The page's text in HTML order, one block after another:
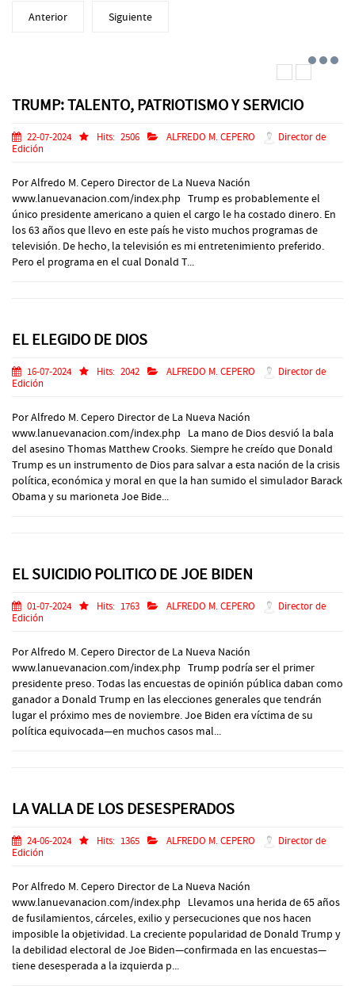
Anterior Siguiente
TRUMP: TALENTO, PATRIOTISMO Y SERVICIO
22-07-2024 Hits: 2506 ALFREDO M. CEPERO
Director de
Edición
Por Alfredo M. Cepero Director de La Nueva Nación
www.lanuevanacion.com/index.php Trump es probablemente el
único presidente americano a quien el cargo le ha costado dinero. En
los 63 años que llevo en este país he visto muchos programas de
televisión. De hecho, la televisión es mi entretenimiento preferido.
Pero el programa en el cual Donald T...
EL ELEGIDO DE DIOS
16-07-2024 Hits: 2042 ALFREDO M. CEPERO
Director de
Edición
Por Alfredo M. Cepero Director de La Nueva Nación
www.lanuevanacion.com/index.php La mano de Dios desvió la bala
del asesino Thomas Matthew Crooks. Siempre he creído que Donald
Trump es un instrumento de Dios para salvar a esta nación de la crisis
política, económica y moral en que la han sumido el simulador Barack
Obama y su marioneta Joe Bide...
EL SUICIDIO POLITICO DE JOE BIDEN
01-07-2024 Hits: 1763 ALFREDO M. CEPERO
Director de
Edición
Por Alfredo M. Cepero Director de La Nueva Nación
www.lanuevanacion.com/index.php Trump podría ser el primer
presidente preso. Todas las encuestas de opinión pública daban como
ganador a Donald Trump en las elecciones generales que tendrán
lugar el próximo mes de noviembre. Joe Biden era víctima de su
política equivocada—en muchos casos mal...
LA VALLA DE LOS DESESPERADOS
24-06-2024 Hits: 1365 ALFREDO M. CEPERO
Director de
Edición
Por Alfredo M. Cepero Director de La Nueva Nación
www.lanuevanacion.com/index.php Llevamos una herida de 65 años
de fusilamientos, cárceles, exilio y persecuciones que nos hacen
imposible la objetividad. La creciente popularidad de Donald Trump y
la debilidad electoral de Joe Biden—confirmada en las encuestas—
tiene desesperada a la izquierda p...